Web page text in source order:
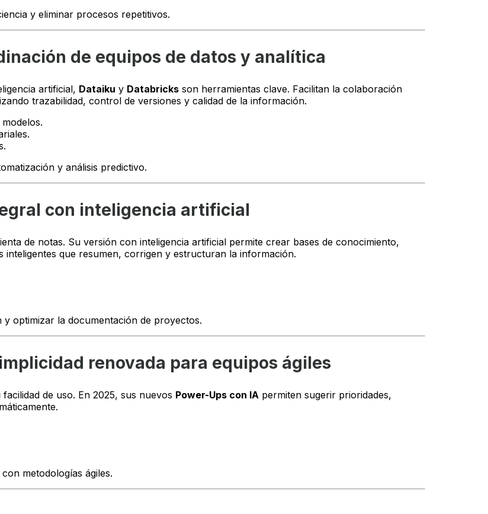
y eliminar procesos repetitivos.
de equipos de datos y analítica
artificial, Dataiku y Databricks son herramientas clave. Facilitan la colaboración
trazabilidad, control de versiones y calidad de la información.
y análisis predictivo.
con inteligencia artificial
de notas. Su versión con inteligencia artificial permite crear bases de conocimiento,
que resumen, corrigen y estructuran la información.
optimizar la documentación de proyectos.
renovada para equipos ágiles
de uso. En 2025, sus nuevos Power-Ups con IA permiten sugerir prioridades,
metodologías ágiles.